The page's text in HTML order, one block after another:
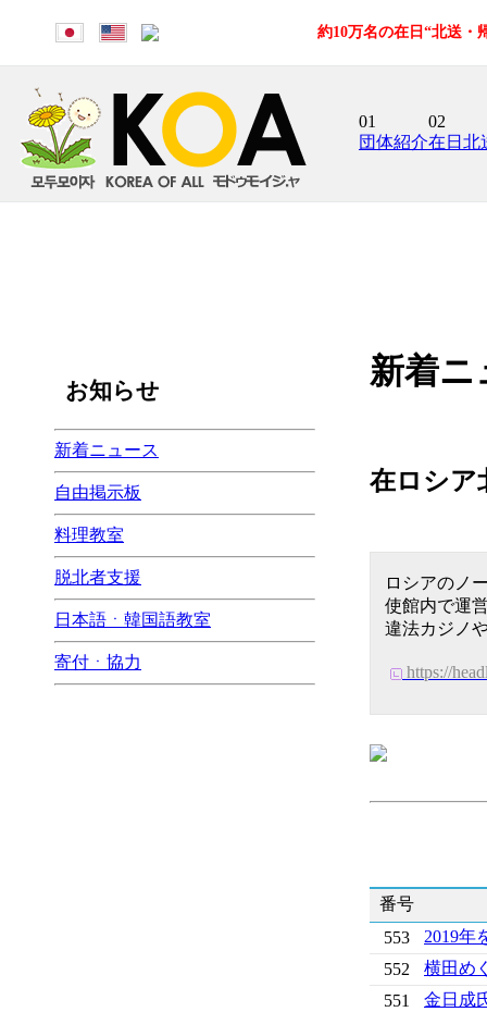
約10万名の在日“北送・
01
団体紹介
02
在日北
お知らせ
新着ニュース
自由掲示板
料理教室
脱北者支援
日本語ㆍ韓国語教室
寄付ㆍ協力
新着ニ
在ロシア
ロシアのノ
使館内で運
違法カジノ
https://
番号
553
2019年
552
横田め
551
金日成